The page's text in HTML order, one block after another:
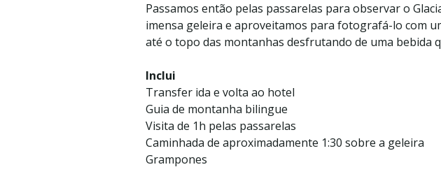
Passamos então pelas passarelas para observar o
imensa geleira e aproveitamos para fotografá-lo com
até o topo das montanhas desfrutando de uma bebida
Inclui
Transfer ida e volta ao hotel
Guia de montanha bilingue
Visita de 1h pelas passarelas
Caminhada de aproximadamente 1:30 sobre a geleira
Grampones